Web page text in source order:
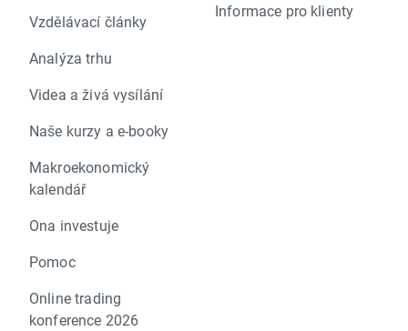
Vzdělávací články
Analýza trhu
Videa a živá vysílání
Naše kurzy a e-booky
Makroekonomický
kalendář
Ona investuje
Pomoc
Online trading
konference 2026
Informace pro klienty